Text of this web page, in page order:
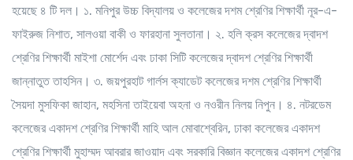
হয়েছে ৪ টি দল। ১. মনিপুর উচ্চ বিদ্যালয় ও কলেজের দশম শ্রেণির শিক্ষার্থী নূর-এ-
ফাইরুজ নিশাত, সালওয়া বাকী ও ফারহানা সুলতানা। ২. হলি ক্রস কলেজের দ্বাদশ
শ্রেণির শিক্ষার্থী মাইশা মোর্শেদ এবং ঢাকা সিটি কলেজের দ্বাদশ শ্রেণির শিক্ষার্থী
জান্নাতুত তাহসিন। ৩. জয়পুরহাট গার্লস ক্যাডেট কলেজের দশম শ্রেণির শিক্ষার্থী
সৈয়দা মুসফিকা জাহান, মহসিনা তাইয়েবা অহনা ও নওরীন নিলয় নিপুন। ৪. নটরডেম
কলেজের একাদশ শ্রেণির শিক্ষার্থী মাহি আল মোবাশ্বেরিন, ঢাকা কলেজের একাদশ
শ্রেণির শিক্ষার্থী মুহাম্মদ আবরার জাওয়াদ এবং সরকারি বিজ্ঞান কলেজের একাদশ শ্রেণির